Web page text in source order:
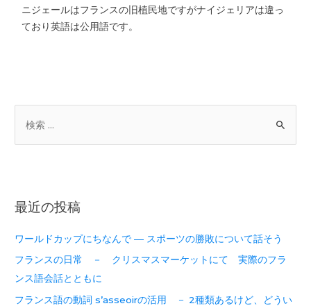
ニジェールはフランスの旧植民地ですがナイジェリアは違っ
ており英語は公用語です。
最近の投稿
ワールドカップにちなんで ― スポーツの勝敗について話そう
フランスの日常 － クリスマスマーケットにて 実際のフラ
ンス語会話とともに
フランス語の動詞 s’asseoirの活用 － 2種類あるけど、どうい